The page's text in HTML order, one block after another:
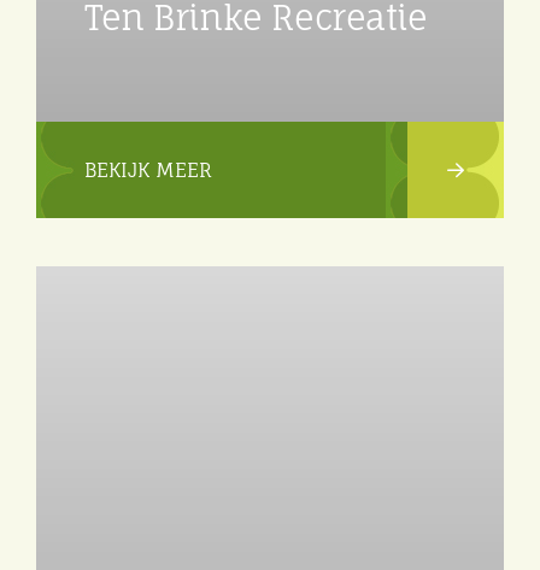
Ten Brinke Recreatie
BEKIJK MEER